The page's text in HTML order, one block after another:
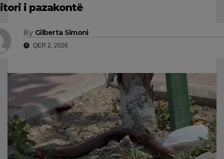
i pazakontë
By Gilberta Simoni
QER 2, 2026